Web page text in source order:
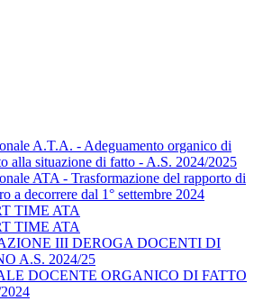
A.T.A. - Adeguamento organico di
alla situazione di fatto - A.S. 2024/2025
ATA - Trasformazione del rapporto di
a decorrere dal 1° settembre 2024
TIME ATA
TIME ATA
III DEROGA DOCENTI DI
A.S. 2024/25
DOCENTE ORGANICO DI FATTO